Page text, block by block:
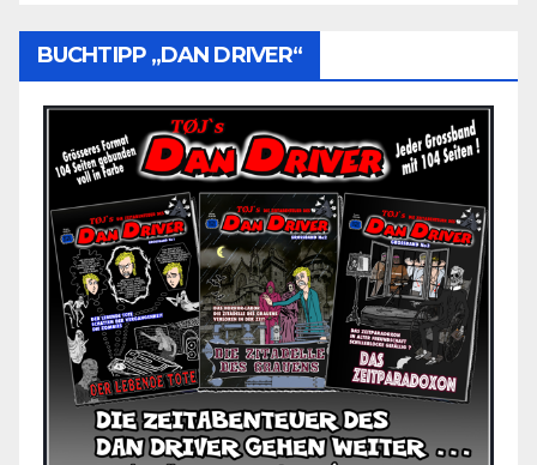
BUCHTIPP „DAN DRIVER“